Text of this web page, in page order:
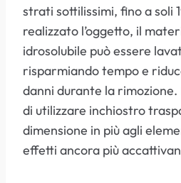
strati sottilissimi, fino a soli
realizzato l’oggetto, il
idrosolubile può essere
risparmiando tempo e
danni durante la
di utilizzare inchiostro
dimensione in più agli
effetti ancora più